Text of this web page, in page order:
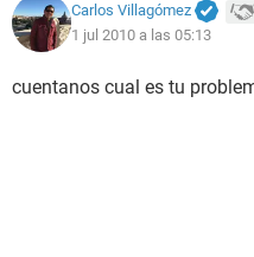
Carlos Villagómez
1 jul 2010 a las 05:13
cuentanos cual es tu